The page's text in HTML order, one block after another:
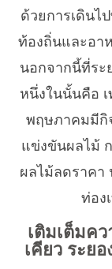
ด้วยการเดินไ
ท้องถิ่นและอา
นอกจากนี้ที่ระ
หนึ่งในนั้นคือ
พฤษภาคมมีกิ
แข่งขันผลไม้ ก
ผลไม้ลดราคา
ท่อง
เติมเต็มค
เคียว ระย